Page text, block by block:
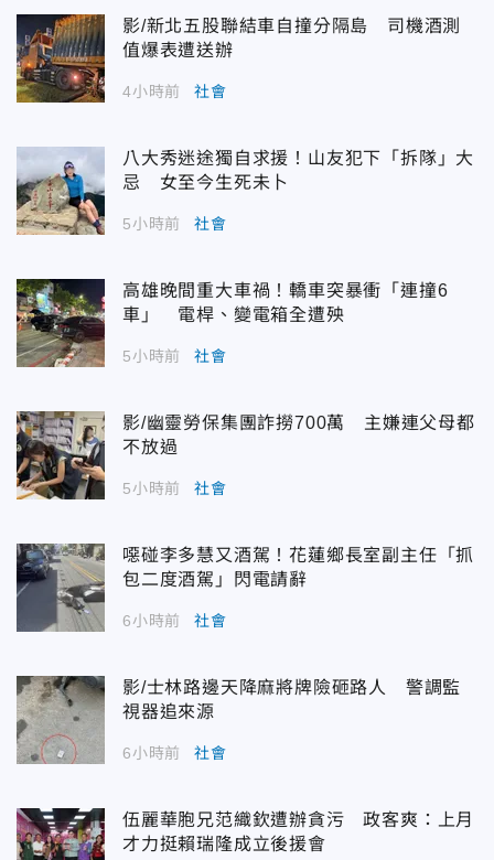
影/新北五股聯結車自撞分隔島 司機酒測
值爆表遭送辦
4小時前 社會
八大秀迷途獨自求援！山友犯下「拆隊」大
忌 女至今生死未卜
5小時前 社會
高雄晚間重大車禍！轎車突暴衝「連撞6
車」 電桿、變電箱全遭殃
5小時前 社會
影/幽靈勞保集團詐撈700萬 主嫌連父母都
不放過
5小時前 社會
噁碰李多慧又酒駕！花蓮鄉長室副主任「抓
包二度酒駕」閃電請辭
6小時前 社會
影/士林路邊天降麻將牌險砸路人 警調監
視器追來源
6小時前 社會
伍麗華胞兄范織欽遭辦貪污 政客爽：上月
才力挺賴瑞隆成立後援會